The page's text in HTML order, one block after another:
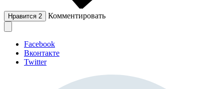
Нравится 2 Комментировать
Facebook
Вконтакте
Twitter